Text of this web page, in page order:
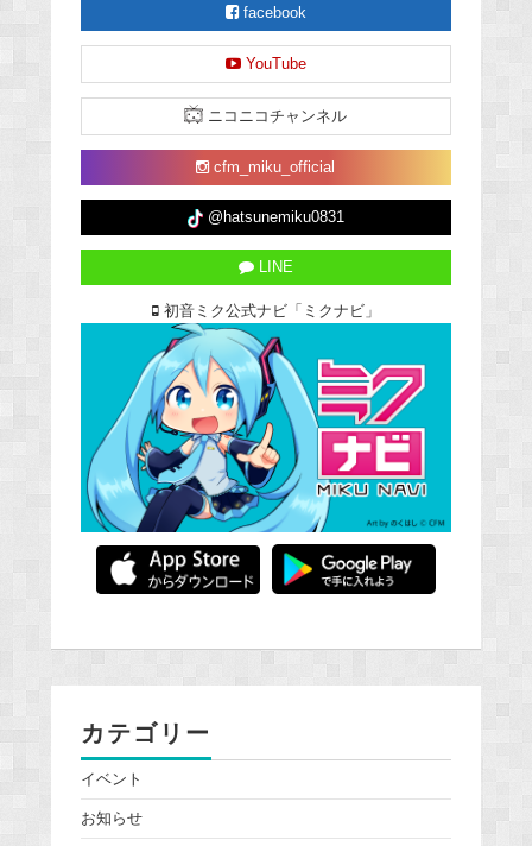
facebook
YouTube
ニコニコチャンネル
cfm_miku_official
@hatsunemiku0831
LINE
初音ミク公式ナビ「ミクナビ」
カテゴリー
イベント
お知らせ